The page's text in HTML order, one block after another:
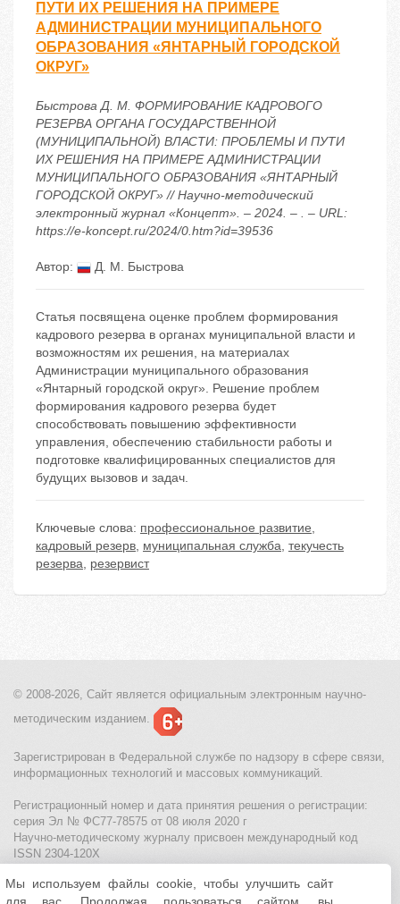
ПУТИ ИХ РЕШЕНИЯ НА ПРИМЕРЕ
АДМИНИСТРАЦИИ МУНИЦИПАЛЬНОГО
ОБРАЗОВАНИЯ «ЯНТАРНЫЙ ГОРОДСКОЙ
ОКРУГ»
Быстрова Д. М. ФОРМИРОВАНИЕ КАДРОВОГО
РЕЗЕРВА ОРГАНА ГОСУДАРСТВЕННОЙ
(МУНИЦИПАЛЬНОЙ) ВЛАСТИ: ПРОБЛЕМЫ И ПУТИ
ИХ РЕШЕНИЯ НА ПРИМЕРЕ АДМИНИСТРАЦИИ
МУНИЦИПАЛЬНОГО ОБРАЗОВАНИЯ «ЯНТАРНЫЙ
ГОРОДСКОЙ ОКРУГ» // Научно-методический
электронный журнал «Концепт». – 2024. – . – URL:
https://e-koncept.ru/2024/0.htm?id=39536
Автор: Д. М. Быстрова
Статья посвящена оценке проблем формирования
кадрового резерва в органах муниципальной власти и
возможностям их решения, на материалах
Администрации муниципального образования
«Янтарный городской округ». Решение проблем
формирования кадрового резерва будет
способствовать повышению эффективности
управления, обеспечению стабильности работы и
подготовке квалифицированных специалистов для
будущих вызовов и задач.
Ключевые слова: профессиональное развитие,
кадровый резерв, муниципальная служба, текучесть
резерва, резервист
© 2008-2026, Сайт является официальным электронным научно-
методическим изданием.
Зарегистрирован в Федеральной службе по надзору в сфере связи,
информационных технологий и массовых коммуникаций.
Регистрационный номер и дата принятия решения о регистрации:
серия Эл № ФС77-78575 от 08 июля 2020 г
Научно-методическому журналу присвоен международный код
ISSN 2304-120X
МЦИТО|Школьные олимпиады и онлайн конкурсы для детей
Мы используем файлы cookie, чтобы улучшить сайт